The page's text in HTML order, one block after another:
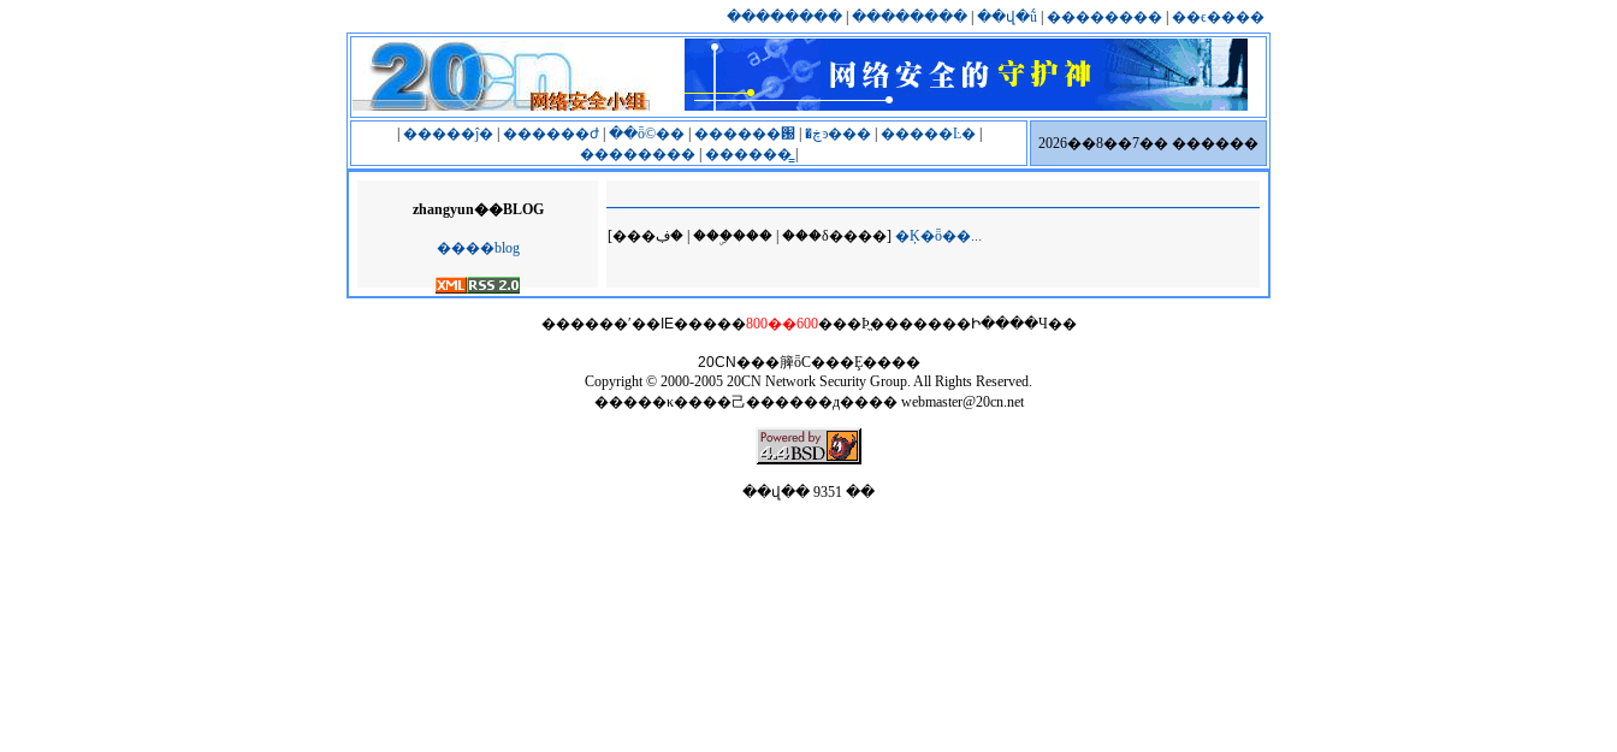
�������� �������� ��վ�ṹ �������� ��ϵ����
�����ĵ�| ������ժ| ��ȫ©��| ������԰ �ڿͽ���| �����Ŀ�|
�������� ������̳
2026��8��7�� ������
zhangyun��BLOG
����blog
[���ڣ� | ���ۣ��� | ���δ����] �Ķ�ȫ��...
������ʹ��IE�����800��600���Ϸֱ�������Ի����Ч��
20CN���簲ȫС���Ȩ����
Copyright © 2000-2005 20CN Network Security Group. All Rights Reserved.
�����κ����⼰������д���� webmaster@20cn.net
��վ�� 9351 ��